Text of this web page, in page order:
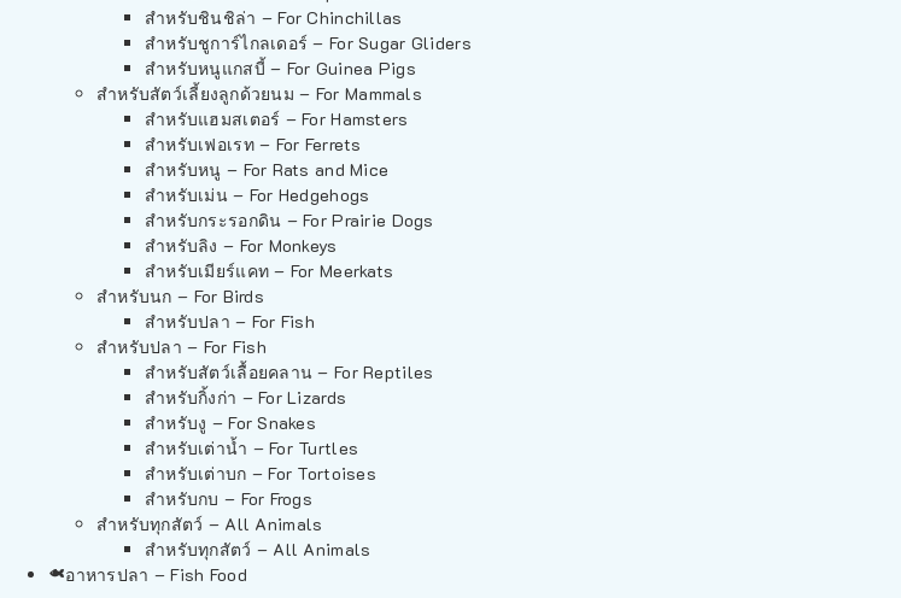
สำหรับชินชิล่า – For Chinchillas
สำหรับชูการ์ไกลเดอร์ – For Sugar Gliders
สำหรับหนูแกสบี้ – For Guinea Pigs
สำหรับสัตว์เลี้ยงลูกด้วยนม – For Mammals
สำหรับแฮมสเตอร์ – For Hamsters
สำหรับเฟอเรท – For Ferrets
สำหรับหนู – For Rats and Mice
สำหรับเม่น – For Hedgehogs
สำหรับกระรอกดิน – For Prairie Dogs
สำหรับลิง – For Monkeys
สำหรับเมียร์แคท – For Meerkats
สำหรับนก – For Birds
สำหรับปลา – For Fish
สำหรับปลา – For Fish
สำหรับสัตว์เลื้อยคลาน – For Reptiles
สำหรับกิ้งก่า – For Lizards
สำหรับงู – For Snakes
สำหรับเต่าน้ำ – For Turtles
สำหรับเต่าบก – For Tortoises
สำหรับกบ – For Frogs
สำหรับทุกสัตว์ – All Animals
สำหรับทุกสัตว์ – All Animals
อาหารปลา – Fish Food